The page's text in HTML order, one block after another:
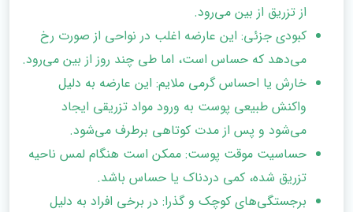
از تزریق از بین می‌رود.
کبودی جزئی: این عارضه اغلب در نواحی از صورت رخ
می‌دهد که حساس است، اما طی چند روز از بین می‌رود.
خارش یا احساس گرمی ملایم: این عارضه به دلیل
واکنش طبیعی پوست به ورود مواد تزریقی ایجاد
می‌شود و پس از مدت کوتاهی برطرف می‌شود.
حساسیت موقت پوست: ممکن است هنگام لمس ناحیه
تزریق شده، کمی دردناک یا حساس باشد.
برجستگی‌های کوچک و گذرا: در برخی افراد به دلیل